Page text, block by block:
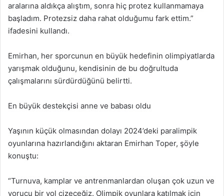
aralarına aldıkça alıştım, sonra hiç protez kullanmamaya
başladım. Protezsiz daha rahat olduğumu fark ettim.”
ifadesini kullandı.
Emirhan, her sporcunun en büyük hedefinin olimpiyatlarda
yarışmak olduğunu, kendisinin de bu doğrultuda
çalışmalarını sürdürdüğünü belirtti.
En büyük destekçisi anne ve babası oldu
Yaşının küçük olmasından dolayı 2024’deki paralimpik
oyunlarına hazırlandığını aktaran Emirhan Toper, şöyle
konuştu:
“Turnuva, kamplar ve antrenmanlardan oluşan çok uzun ve
yorucu bir yol çizeceğiz. Olimpik oyunlara katılmak için